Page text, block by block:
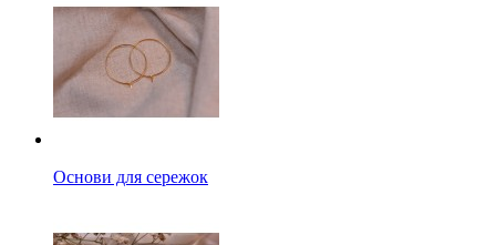
Основи для сережок